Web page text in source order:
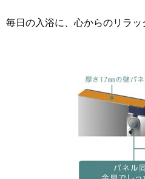
毎日の入浴に、心からのリラ